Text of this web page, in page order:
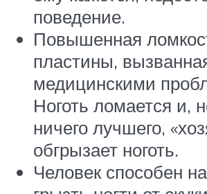
поведение.
Повышенная
пластины,
медицинскими
Ноготь ломается и,
ничего лучшего,
обгрызает ноготь.
Человек способен